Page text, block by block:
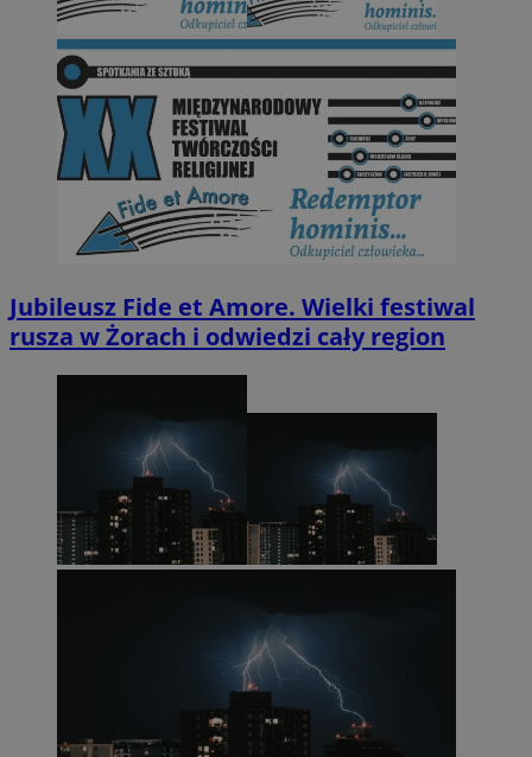
Jubileusz Fide et Amore. Wielki festiwal
rusza w Żorach i odwiedzi cały region